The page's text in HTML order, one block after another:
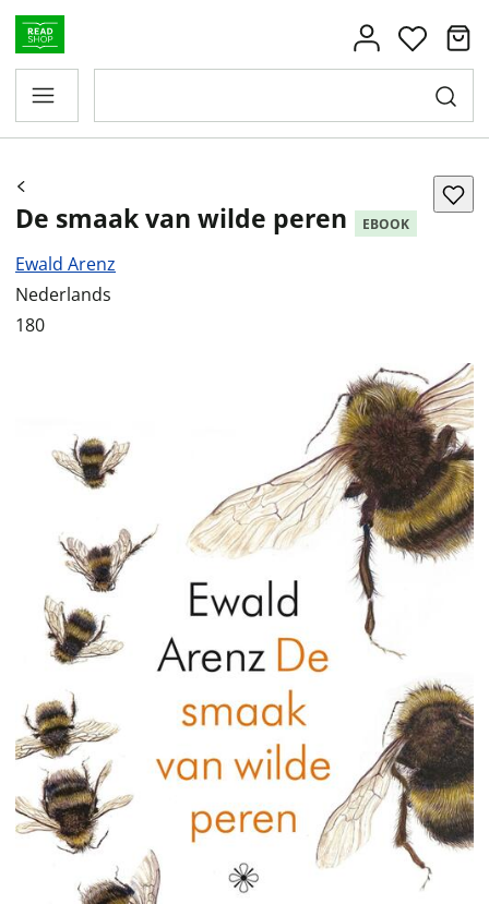
De smaak van wilde peren EBOOK
Ewald Arenz
Nederlands
180